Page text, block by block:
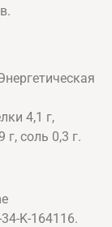
4,1 г,
г, соль 0,3 г.
K-164116.